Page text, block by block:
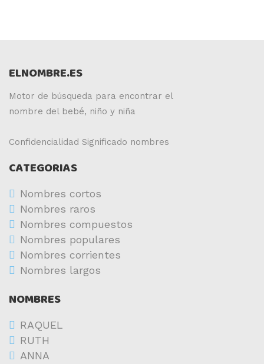
ELNOMBRE.ES
Motor de búsqueda para encontrar el
nombre del bebé, niño y niña
Confidencialidad Significado nombres
CATEGORIAS
Nombres cortos
Nombres raros
Nombres compuestos
Nombres populares
Nombres corrientes
Nombres largos
NOMBRES
RAQUEL
RUTH
ANNA